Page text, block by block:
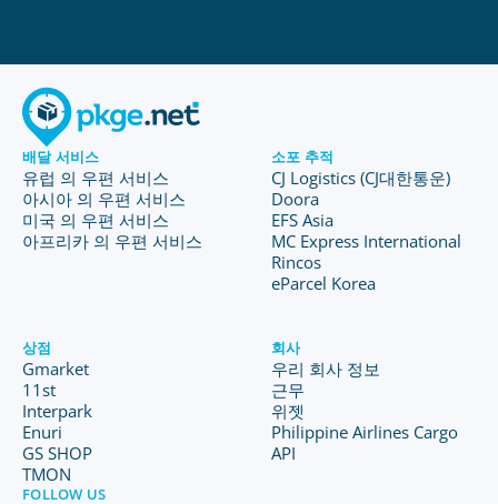
배달 서비스
유럽 의 우편 서비스
아시아 의 우편 서비스
미국 의 우편 서비스
아프리카 의 우편 서비스
소포 추적
CJ Logistics (CJ대한통운)
Doora
EFS Asia
MC Express International
Rincos
eParcel Korea
상점
Gmarket
11st
Interpark
Enuri
GS SHOP
TMON
회사
우리 회사 정보
근무
위젯
Philippine Airlines Cargo
API
FOLLOW US